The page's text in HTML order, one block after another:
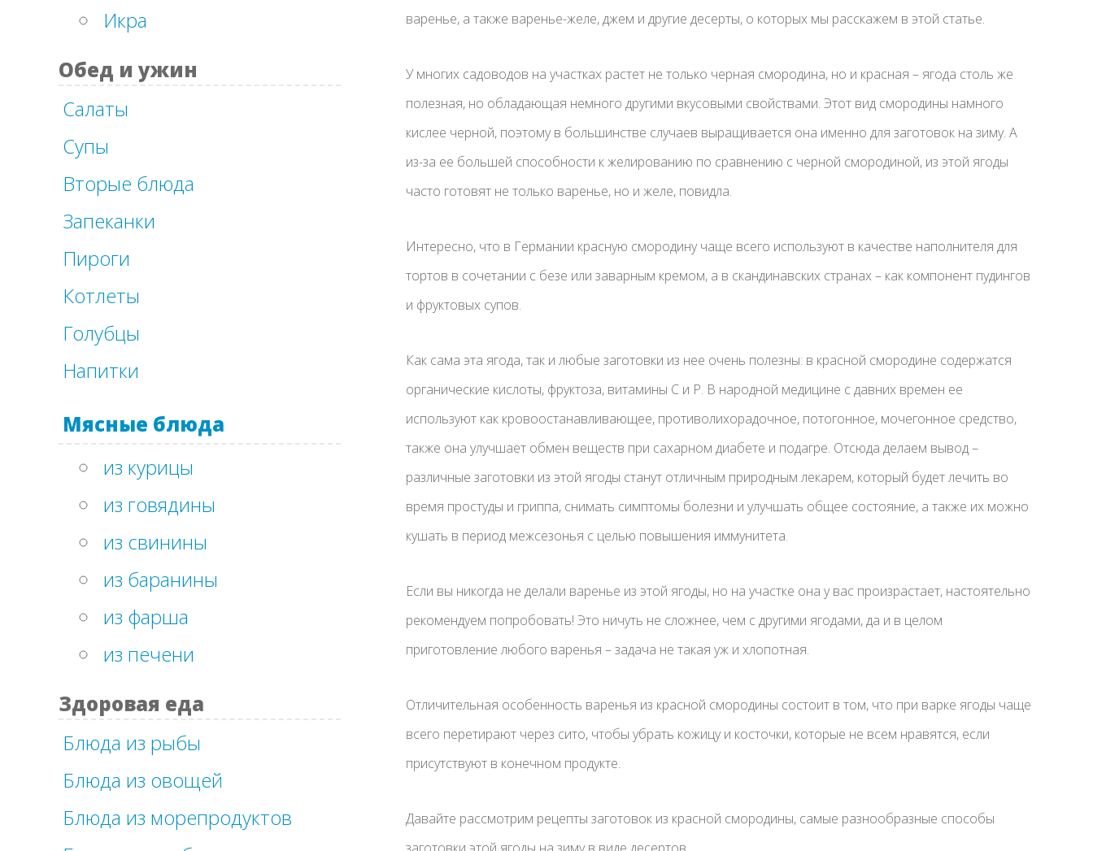
Икра
Обед и ужин
Салаты
Супы
Вторые блюда
Запеканки
Пироги
Котлеты
Голубцы
Напитки
Мясные блюда
из курицы
из говядины
из свинины
из баранины
из фарша
из печени
Здоровая еда
Блюда из рыбы
Блюда из овощей
Блюда из морепродуктов
варенье, а также варенье-желе, джем и другие десерты, о которых мы расскажем в этой статье.
У многих садоводов на участках растет не только черная смородина, но и красная – ягода столь же
полезная, но обладающая немного другими вкусовыми свойствами. Этот вид смородины намного
кислее черной, поэтому в большинстве случаев выращивается она именно для заготовок на зиму. А
из-за ее большей способности к желированию по сравнению с черной смородиной, из этой ягоды
часто готовят не только варенье, но и желе, повидла.
Интересно, что в Германии красную смородину чаще всего используют в качестве наполнителя для
тортов в сочетании с безе или заварным кремом, а в скандинавских странах – как компонент пудингов
и фруктовых супов.
Как сама эта ягода, так и любые заготовки из нее очень полезны: в красной смородине содержатся
органические кислоты, фруктоза, витамины С и Р. В народной медицине с давних времен ее
используют как кровоостанавливающее, противолихорадочное, потогонное, мочегонное средство,
также она улучшает обмен веществ при сахарном диабете и подагре. Отсюда делаем вывод –
различные заготовки из этой ягоды станут отличным природным лекарем, который будет лечить во
время простуды и гриппа, снимать симптомы болезни и улучшать общее состояние, а также их можно
кушать в период межсезонья с целью повышения иммунитета.
Если вы никогда не делали варенье из этой ягоды, но на участке она у вас произрастает, настоятельно
рекомендуем попробовать! Это ничуть не сложнее, чем с другими ягодами, да и в целом
приготовление любого варенья – задача не такая уж и хлопотная.
Отличительная особенность варенья из красной смородины состоит в том, что при варке ягоды чаще
всего перетирают через сито, чтобы убрать кожицу и косточки, которые не всем нравятся, если
присутствуют в конечном продукте.
Давайте рассмотрим рецепты заготовок из красной смородины, самые разнообразные способы